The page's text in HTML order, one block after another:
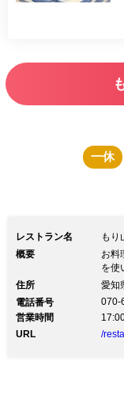
一休
レストラン名
もり
概要
お料
を使
住所
愛知
電話番号
070-
営業時間
URL
/